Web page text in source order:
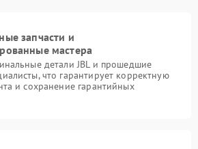
запчасти и
мастера
детали JBL и прошедшие
что гарантирует корректную
и сохранение гарантийных